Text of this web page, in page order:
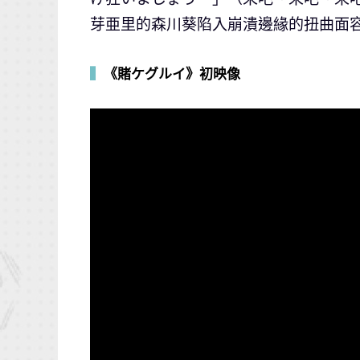
芽亜里的森川葵陷入崩潰邊緣的扭曲面
《賭ケグルイ》初映像